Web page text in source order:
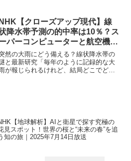
戦を起点に、国際秩序がどこへ向かお
としているのかを...
NHK【クローズアップ現代】線
降水帯予測の的中率は10％？ス
パーコンピューターと航空機観
が挑む未来の天気予報｜2025
9月30日
然の大雨にどう備える？線状降水帯の
と最新研究「毎年のように記録的な大
が報じられるけれど、結局どこでどの
【地球解析】AIと衛星で探す究極の
見スポット！世界の桜と“未来の春”を追
知の旅｜2025年7月14日放送